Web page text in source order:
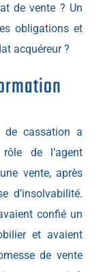
de vente ? Un
obligations et
acquéreur ?
de cassation a
de l’agent
vente, après
d’insolvabilité.
confié un
et avaient
de vente